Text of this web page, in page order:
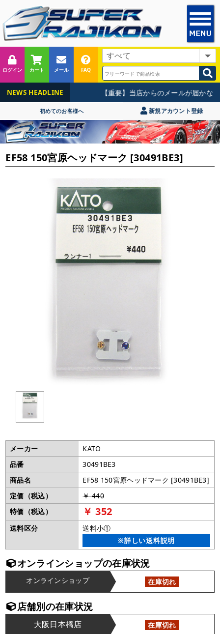
ログイン カート メール FAQ
NEWS HEADLINE 【重要】当店からのメールが届かない
初めてのお客様へ 新規アカウント登録
EF58 150宮原ヘッドマーク [30491BE3]
メーカー
KATO
品番
30491BE3
商品名
EF58 150宮原ヘッドマーク [30491BE3]
定価（税込）
￥ 440
特価（税込）
￥ 352
送料区分
送料小①
※詳しい送料説明
オンラインショップの在庫状況
オンラインショップ 在庫切れ
店舗別の在庫状況
大阪日本橋店 在庫切れ